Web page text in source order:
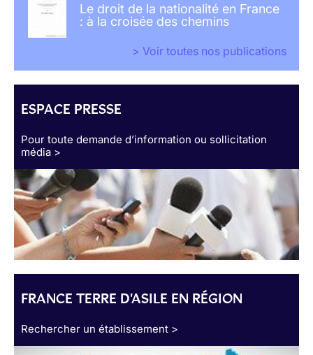
Le droit de la nationalité en France
: à la croisée des chemins
> Voir toutes nos publications
ESPACE PRESSE
Pour toute demande d’information ou sollicitation
média >
FRANCE TERRE D'ASILE EN RÉGION
Rechercher un établissement >